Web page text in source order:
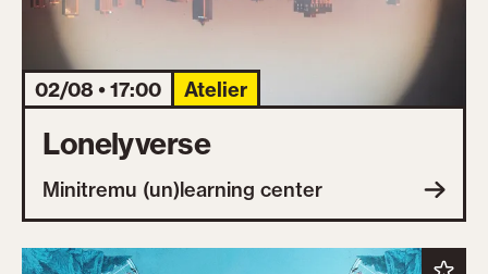
02/08 • 17:00 Atelier
Lonelyverse
Minitremu (un)learning center